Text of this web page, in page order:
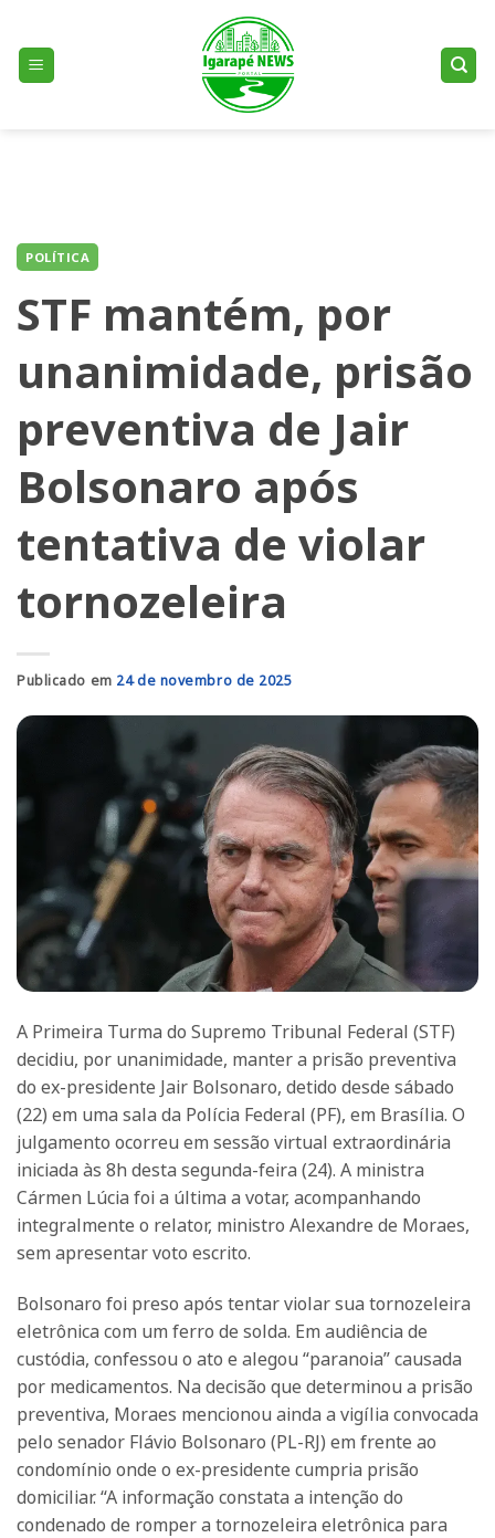
content
POLÍTICA
STF mantém, por
unanimidade, prisão
preventiva de Jair
Bolsonaro após
tentativa de violar
tornozeleira
Publicado em 24 de novembro de 2025
A Primeira Turma do Supremo Tribunal Federal (STF)
decidiu, por unanimidade, manter a prisão preventiva
do ex-presidente Jair Bolsonaro, detido desde sábado
(22) em uma sala da Polícia Federal (PF), em Brasília. O
julgamento ocorreu em sessão virtual extraordinária
iniciada às 8h desta segunda-feira (24). A ministra
Cármen Lúcia foi a última a votar, acompanhando
integralmente o relator, ministro Alexandre de Moraes,
sem apresentar voto escrito.
Bolsonaro foi preso após tentar violar sua tornozeleira
eletrônica com um ferro de solda. Em audiência de
custódia, confessou o ato e alegou “paranoia” causada
por medicamentos. Na decisão que determinou a prisão
preventiva, Moraes mencionou ainda a vigília convocada
pelo senador Flávio Bolsonaro (PL-RJ) em frente ao
condomínio onde o ex-presidente cumpria prisão
domiciliar. “A informação constata a intenção do
condenado de romper a tornozeleira eletrônica para